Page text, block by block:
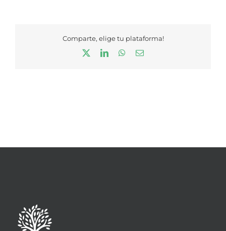
Comparte, elige tu plataforma!
LinkedInWhatsApp
Correo